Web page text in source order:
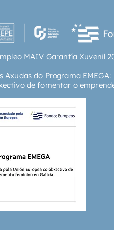
MAIV Garantía Xuvenil
do Programa EMEGA:
de fomentar o